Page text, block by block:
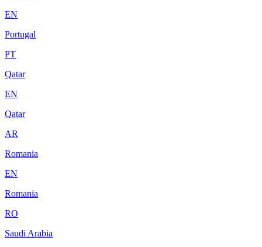
EN
Portugal
PT
Qatar
EN
Qatar
AR
Romania
EN
Romania
RO
Saudi Arabia